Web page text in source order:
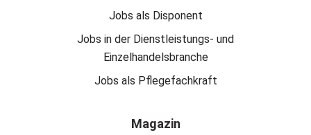
Jobs als Disponent
Jobs in der Dienstleistungs- und
Einzelhandelsbranche
Jobs als Pflegefachkraft
Magazin